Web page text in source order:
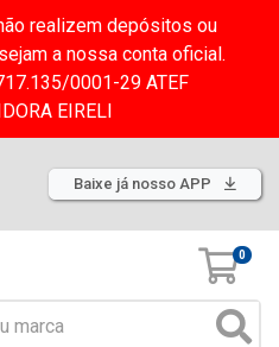
realizem depósitos ou
a nossa conta oficial.
0001-29 ATEF
EIRELI
Baixe já nosso APP
0